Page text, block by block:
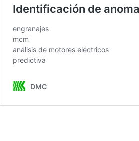
Identificación de
engranajes
mcm
análisis de motores eléctricos
predictiva
DMC